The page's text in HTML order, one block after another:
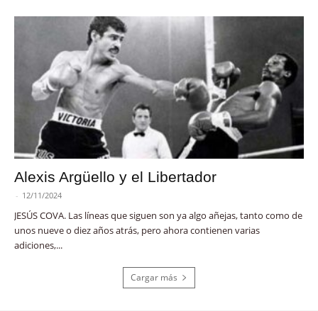
Alexis Argüello y el Libertador
- 12/11/2024
JESÚS COVA. Las líneas que siguen son ya algo añejas, tanto como de
unos nueve o diez años atrás, pero ahora contienen varias
adiciones,...
Cargar más